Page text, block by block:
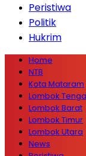
Peristiwa
Politik
Hukrim
Home
NTB
Kota Mataram
Lombok
Lombok Barat
Lombok Timur
Lombok Utara
News